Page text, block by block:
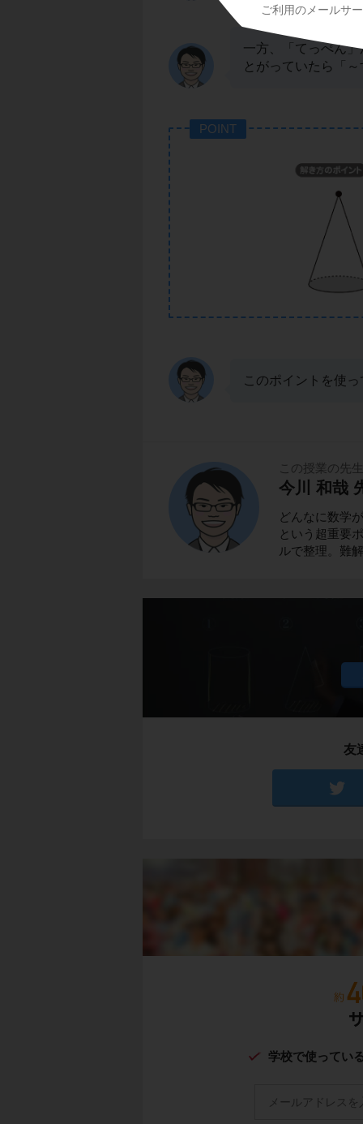
ご利用のメールサ
一方、「てっぺん
とがっていたら「
POINT
このポイントを使
この授業の先生
今川 和哉
どんなに数学
という超重要
ルで整理。難
友
学校で使ってい